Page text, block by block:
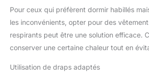
Pour ceux qui préfèrent dormir habillés
les inconvénients, opter pour des
respirants peut être une solution efficace.
conserver une certaine chaleur tout en
Utilisation de draps adaptés